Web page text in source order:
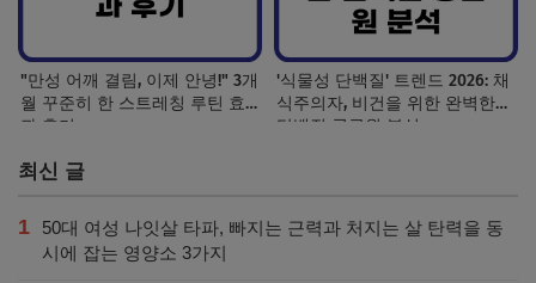
"만성 어깨 결림, 이제 안녕!" 3개
월 꾸준히 한 스트레칭 루틴 효
과 후기
'식물성 단백질' 트렌드 2026: 채
식주의자, 비건을 위한 완벽한
단백질 공급원 분석
최신 글
1
50대 여성 나잇살 타파, 빠지는 근력과 처지는 살 탄력을 동
시에 잡는 영양소 3가지